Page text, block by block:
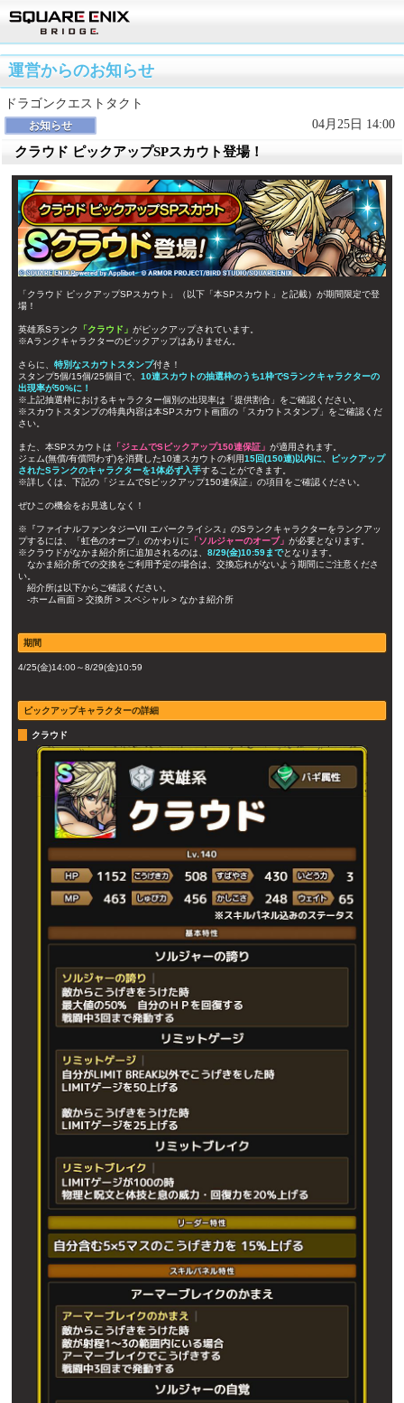
運営からのお知らせ
ドラゴンクエストタクト
お知らせ 04月25日 14:00
クラウド ピックアップSPスカウト登場！
「クラウド ピックアップSPスカウト」（以下「本SPスカウト」と記載）が期間限定で登
場！
英雄系Sランク 「クラウド」 がピックアップされています。
※Aランクキャラクターのピックアップはありません。
さらに、 特別なスカウトスタンプ付き！
スタンプ5個/15個/25個目で、 10連スカウトの抽選枠のうち1枠でSランクキャラクターの
出現率が50%に！
※上記抽選枠におけるキャラクター個別の出現率は「提供割合」をご確認ください。
※スカウトスタンプの特典内容は本SPスカウト画面の「スカウトスタンプ」をご確認くだ
さい。
また、本SPスカウトは 「ジェムでSピックアップ150連保証」 が適用されます。
ジェム(無償/有償問わず)を消費した10連スカウトの利用15回(150連)以内に、ピックアップ
されたSランクのキャラクターを1体必ず入手することができます。
※詳しくは、下記の「ジェムでSピックアップ150連保証」の項目をご確認ください。
ぜひこの機会をお見逃しなく！
※『ファイナルファンタジーVII エバークライシス』のSランクキャラクターをランクアッ
プするには、「虹色のオーブ」のかわりに 「ソルジャーのオーブ」 が必要となります。
※クラウドがなかま紹介所に追加されるのは、 8/29(金)10:59までとなります。
なかま紹介所での交換をご利用予定の場合は、交換忘れがないよう期間にご注意くださ
い。
紹介所は以下からご確認ください。
‐ホーム画面 > 交換所 > スペシャル > なかま紹介所
期間
4/25(金)14:00～8/29(金)10:59
ピックアップキャラクターの詳細
クラウド